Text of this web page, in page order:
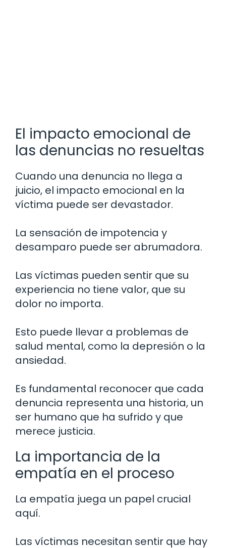
El impacto emocional de
las denuncias no resueltas
Cuando una denuncia no llega a
juicio, el impacto emocional en la
víctima puede ser devastador.
La sensación de impotencia y
desamparo puede ser abrumadora.
Las víctimas pueden sentir que su
experiencia no tiene valor, que su
dolor no importa.
Esto puede llevar a problemas de
salud mental, como la depresión o la
ansiedad.
Es fundamental reconocer que cada
denuncia representa una historia, un
ser humano que ha sufrido y que
merece justicia.
La importancia de la
empatía en el proceso
La empatía juega un papel crucial
aquí.
Las víctimas necesitan sentir que hay